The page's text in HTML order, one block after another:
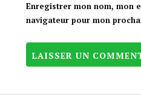
Enregistrer mon nom, mon
navigateur pour mon